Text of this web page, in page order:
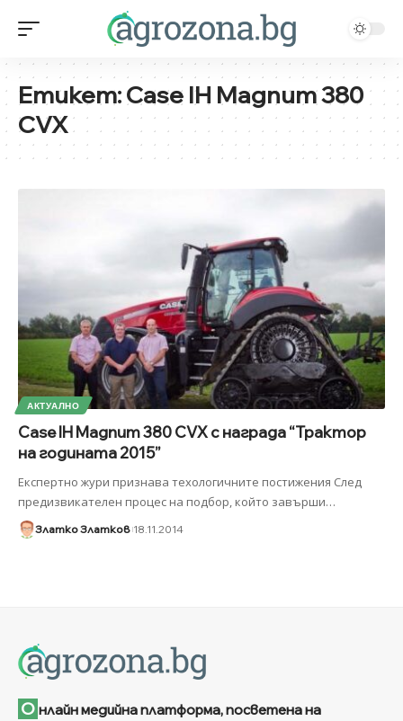
Етикет:Case IH Magnum 380
CVX
АКТУАЛНО
Case IH Magnum 380 CVX с награда “Трактор
на годината 2015”
Експертно жури признава техологичните постижения След
предизвикателен процес на подбор, който завърши…
Златко Златков 18.11.2014
О нлайн медийна платформа, посветена на